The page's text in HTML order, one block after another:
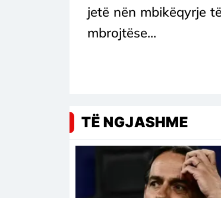
jetë nën mbikëqyrje
mbrojtëse...
TË NGJASHME